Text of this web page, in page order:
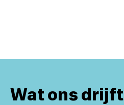
Wat ons drijft